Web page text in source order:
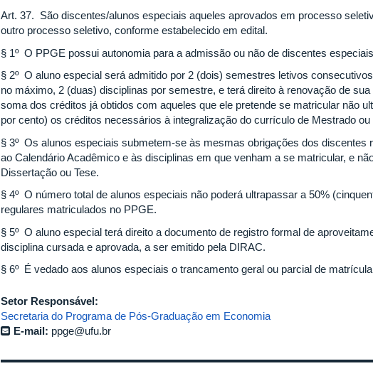
Art. 37. São discentes/alunos especiais aqueles aprovados em processo
outro processo seletivo, conforme estabelecido em edital.
§ 1º O PPGE possui autonomia para a admissão ou não de discentes
§ 2º O aluno especial será admitido por 2 (dois) semestres letivos
no máximo, 2 (duas) disciplinas por semestre, e terá direito à renovação de
soma dos créditos já obtidos com aqueles que ele pretende se matricular não
por cento) os créditos necessários à integralização do currículo de Mestrado
§ 3º Os alunos especiais submetem-se às mesmas obrigações dos discentes
ao Calendário Acadêmico e às disciplinas em que venham a se matricular, e
Dissertação ou Tese.
§ 4º O número total de alunos especiais não poderá ultrapassar a 50%
regulares matriculados no PPGE.
§ 5º O aluno especial terá direito a documento de registro formal de
disciplina cursada e aprovada, a ser emitido pela DIRAC.
§ 6º É vedado aos alunos especiais o trancamento geral ou parcial de
Setor Responsável:
Secretaria do Programa de Pós-Graduação em Economia
E-mail: ppge@ufu.br